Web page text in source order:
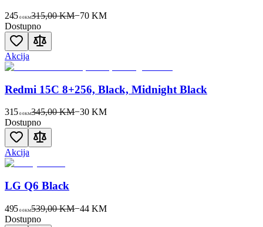
245 00KM315,00 KM−70 KM
Dostupno
Akcija
Redmi 15C 8+256, Black, Midnight Black
315 00KM345,00 KM−30 KM
Dostupno
Akcija
LG Q6 Black
495 00KM539,00 KM−44 KM
Dostupno